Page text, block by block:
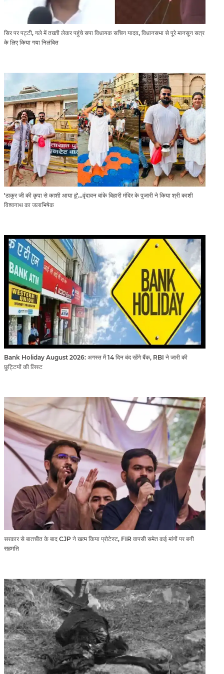
सिर पर पट्टी, गले में तख्ती लेकर पहुंचे सपा विधायक सचिन यादव, विधानसभा से पूरे मानसून सत्र
के लिए किया गया निलंबित
'ठाकुर जी की कृपा से काशी आया हूं'...वृंदावन बांके बिहारी मंदिर के पुजारी ने किया श्री काशी
विश्वनाथ का जलाभिषेक
Bank Holiday August 2026: अगस्त में 14 दिन बंद रहेंगे बैंक, RBI ने जारी की
छुट्टियों की लिस्ट​​​​​​​
सरकार से बातचीत के बाद CJP ने खत्म किया प्रोटेस्ट, FIR वापसी समेत कई मांगों पर बनी
सहमति